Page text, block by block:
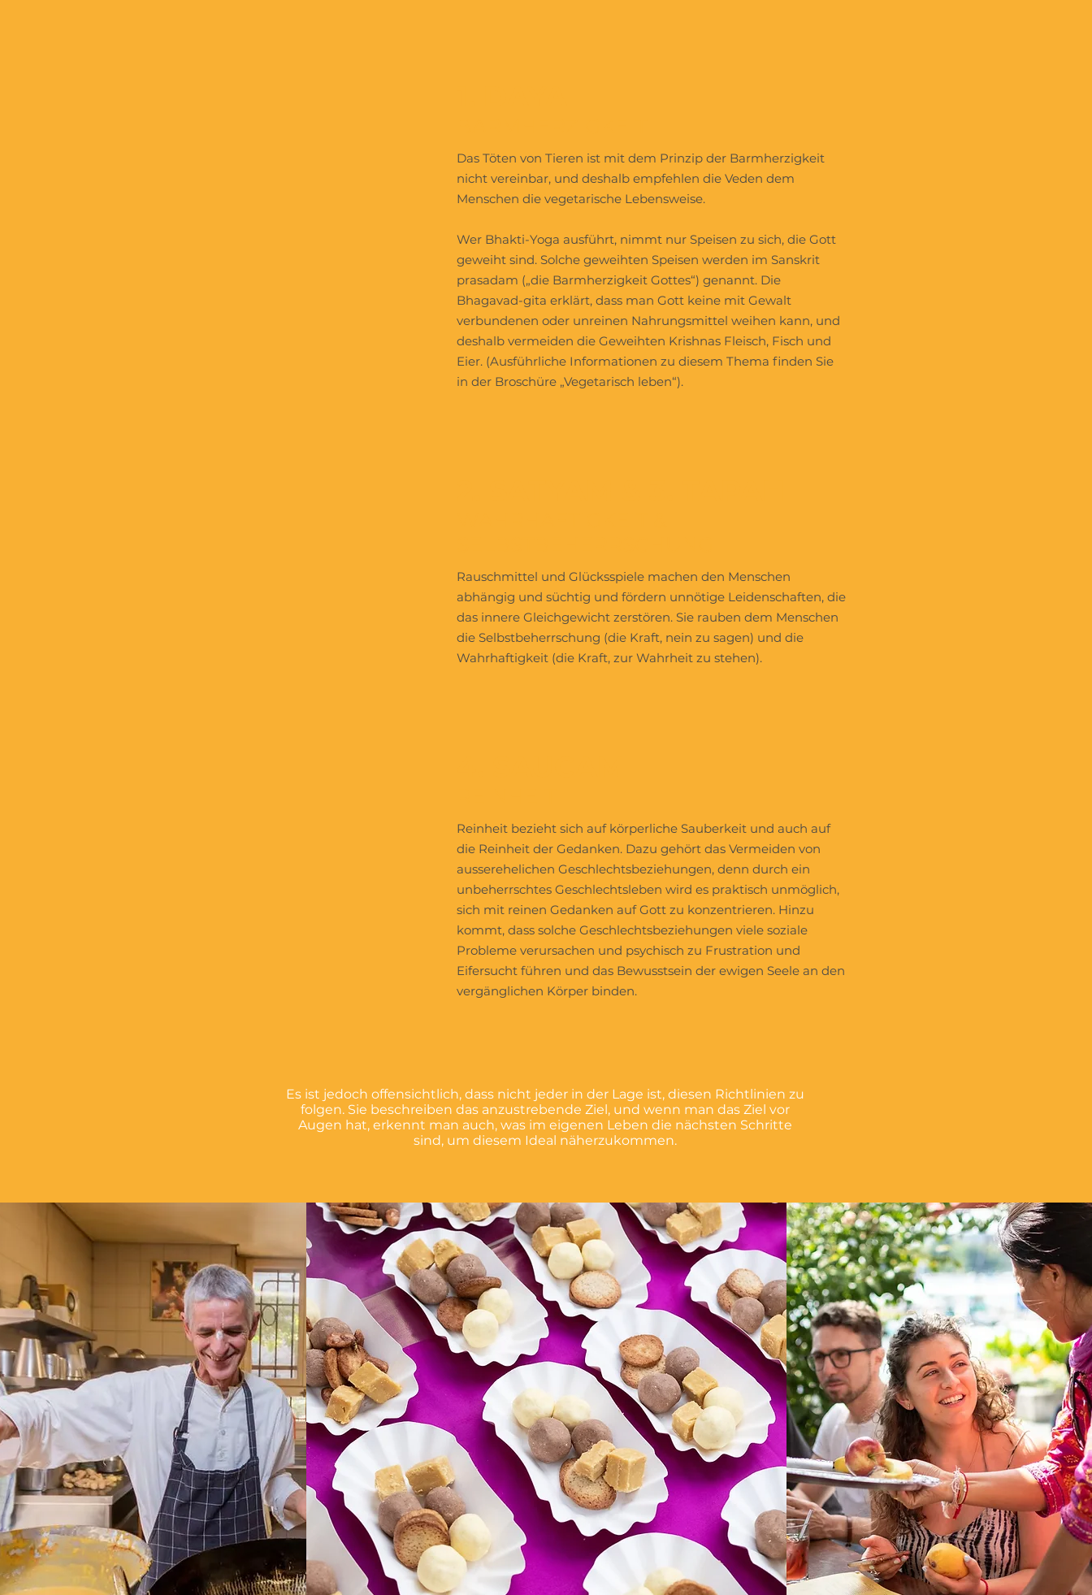
Das Töten von Tieren ist mit dem Prinzip der Barmherzigkeit
nicht vereinbar, und deshalb empfehlen die Veden dem
Menschen die vegetarische Lebensweise.
Wer Bhakti-Yoga ausführt, nimmt nur Speisen zu sich, die Gott
geweiht sind. Solche geweihten Speisen werden im Sanskrit
prasadam („die Barmherzigkeit Gottes“) genannt. Die
Bhagavad-gita erklärt, dass man Gott keine mit Gewalt
verbundenen oder unreinen Nahrungsmittel weihen kann, und
deshalb vermeiden die Geweihten Krishnas Fleisch, Fisch und
Eier. (Ausführliche Informationen zu diesem Thema finden Sie
in der Broschüre „Vegetarisch leben“).
Rauschmittel und Glücksspiele machen den Menschen
abhängig und süchtig und fördern unnötige Leidenschaften, die
das innere Gleichgewicht zerstören. Sie rauben dem Menschen
die Selbstbeherrschung (die Kraft, nein zu sagen) und die
Wahrhaftigkeit (die Kraft, zur Wahrheit zu stehen).
Reinheit bezieht sich auf körperliche Sauberkeit und auch auf
die Reinheit der Gedanken. Dazu gehört das Vermeiden von
ausserehelichen Geschlechtsbeziehungen, denn durch ein
unbeherrschtes Geschlechtsleben wird es praktisch unmöglich,
sich mit reinen Gedanken auf Gott zu konzentrieren. Hinzu
kommt, dass solche Geschlechtsbeziehungen viele soziale
Probleme verursachen und psychisch zu Frustration und
Eifersucht führen und das Bewusstsein der ewigen Seele an den
vergänglichen Körper binden.
Es ist jedoch offensichtlich, dass nicht jeder in der Lage ist, diesen Richtlinien zu
folgen. Sie beschreiben das anzustrebende Ziel, und wenn man das Ziel vor
Augen hat, erkennt man auch, was im eigenen Leben die nächsten Schritte
sind, um diesem Ideal näherzukommen.